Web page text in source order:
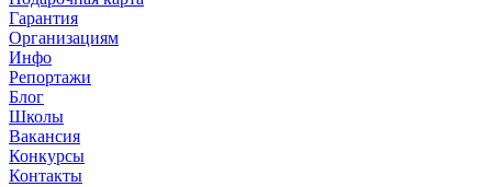
Гарантия
Организациям
Инфо
Репортажи
Блог
Школы
Вакансия
Конкурсы
Контакты